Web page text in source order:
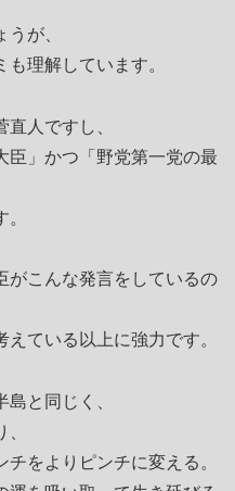
が、
理解しています。
人ですし、
臣」かつ「野党第一党の最
がこんな発言をしているの
えている以上に強力です。
と同じく、
をよりピンチに変える。